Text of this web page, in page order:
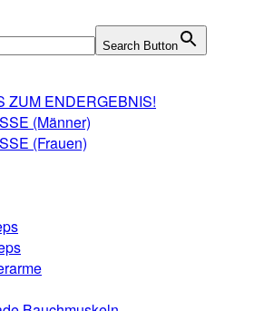
Search Button
ZUM ENDERGEBNIS!
(Männer)
(Frauen)